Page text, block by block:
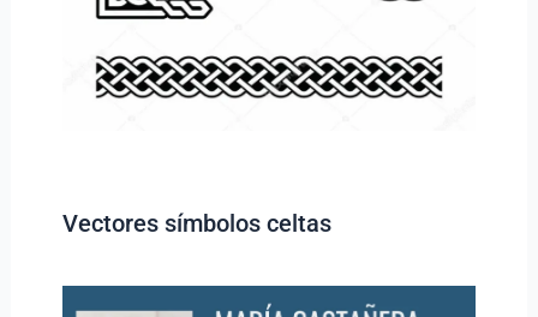
Vectores símbolos celtas